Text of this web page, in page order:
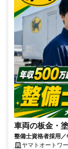
車両の板金・
整備士資格者採用
ヤマトオートワ